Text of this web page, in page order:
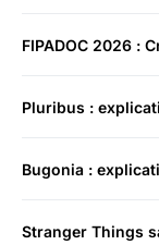
FIPADOC 2026 :
Pluribus :
Bugonia :
Stranger Things